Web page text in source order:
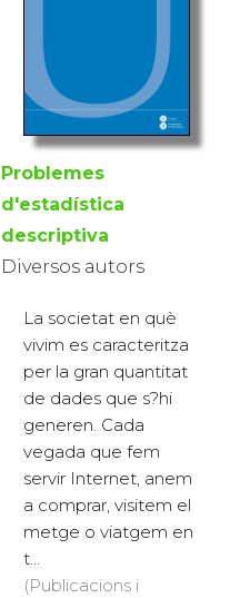
Problemes
d'estadística
descriptiva
Diversos autors
La societat en què
vivim es caracteritza
per la gran quantitat
de dades que s?hi
generen. Cada
vegada que fem
servir Internet, anem
a comprar, visitem el
metge o viatgem en
t...
(Publicacions i